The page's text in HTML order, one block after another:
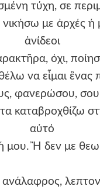
τύχη, σε
με ἀρχές ή
ἀνίδεοι
όχι,
να εἶμαι ἓνας
φανερώσου,
καταβροχθίζω
αὐτό
μου. Ἢ δεν με
ανάλαφρος,